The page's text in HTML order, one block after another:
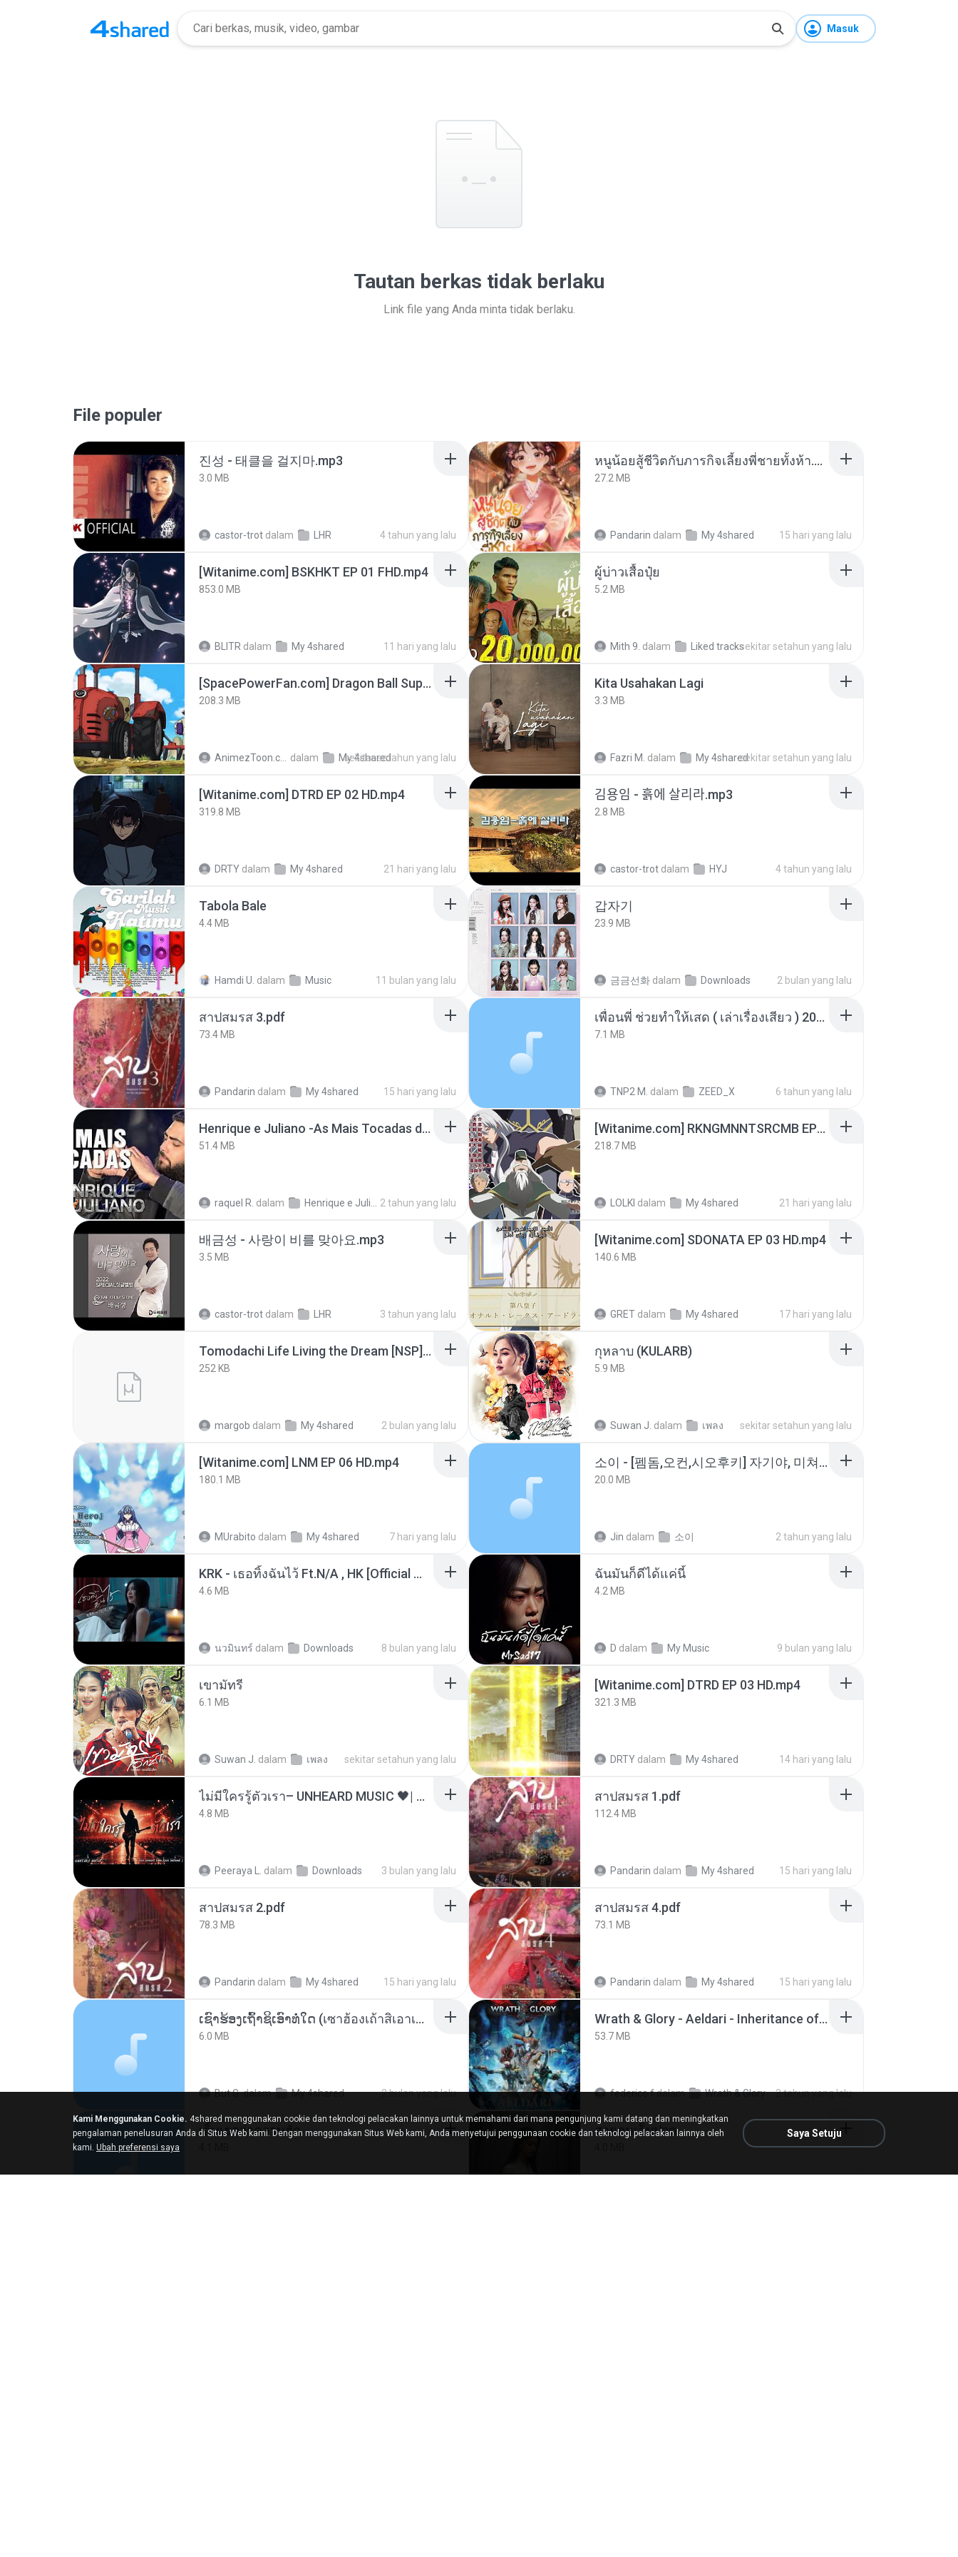
Masuk
Tautan berkas tidak berlaku
Link file yang Anda minta tidak berlaku.
File populer
진성 - 태클을 걸지마.mp3
3.0 MB
castor-trot dalam LHR 4 tahun yang lalu
หนูน้อยสู้ชีวิตกับภารกิจเลี้ยงพี่ชายทั้งห้า.pdf
27.2 MB
Pandarin dalam My 4shared 15 hari yang lalu
[Witanime.com] BSKHKT EP 01 FHD.mp4
853.0 MB
BLITR dalam My 4shared 11 hari yang lalu
ผู้บ่าวเสื้อปุ๋ย
5.2 MB
Mith 9. dalam Liked trackssekitar setahun yang lalu
[SpacePowerFan.com] Dragon Ball Super EP1 480p.mp4
208.3 MB
dalam My 4shared
sekitar setahun yang lalu
Kita Usahakan Lagi
3.3 MB
Fazri M. dalam My 4sharedsekitar setahun yang lalu
[Witanime.com] DTRD EP 02 HD.mp4
319.8 MB
DRTY dalam My 4shared 21 hari yang lalu
김용임 - 흙에 살리라.mp3
2.8 MB
castor-trot dalam HYJ 4 tahun yang lalu
Tabola Bale
4.4 MB
Hamdi U. dalam Music 11 bulan yang lalu
갑자기
23.9 MB
금금선화 dalam Downloads 2 bulan yang lalu
สาปสมรส 3.pdf
73.4 MB
Pandarin dalam My 4shared 15 hari yang lalu
เพื่อนพี่ ช่วยทำให้เสด ( เล่าเรื่องเสียว ) 201.mp3
7.1 MB
TNP2 M. dalam ZEED_X 6 tahun yang lalu
Henrique e Juliano -As Mais Tocadas do Henrique e Juliano 2021 -Top Sertanejo 2021,Cd Completo 2021
51.4 MB
raquel R. dalam 2 tahun yang lalu
[Witanime.com] RKNGMNNTSRCMB EP 04 HD.mp4
218.7 MB
LOLKI dalam My 4shared 21 hari yang lalu
배금성 - 사랑이 비를 맞아요.mp3
3.5 MB
castor-trot dalam LHR 3 tahun yang lalu
[Witanime.com] SDONATA EP 03 HD.mp4
140.6 MB
GRET dalam My 4shared 17 hari yang lalu
Tomodachi Life Living the Dream [NSP].torrent
252 KB
margob dalam My 4shared 2 bulan yang lalu
กุหลาบ (KULARB)
5.9 MB
Suwan J. dalam เพลง sekitar setahun yang lalu
[Witanime.com] LNM EP 06 HD.mp4
180.1 MB
MUrabito dalam My 4shared 7 hari yang lalu
소이 - [펨돔,오컨,시오후키] 자기야, 미쳐볼래 #남성향 #ASMR #펨돔 #여공남수 #19금.mp3
20.0 MB
Jin dalam 소이 2 tahun yang lalu
KRK - เธอทิ้งฉันไว้ Ft.N/A , HK [Official MV]
4.6 MB
นวมินทร์ dalam Downloads 8 bulan yang lalu
ฉันมันก็ดีได้แค่นี้
4.2 MB
D dalam My Music 9 bulan yang lalu
เขามัทรี
6.1 MB
Suwan J. dalam เพลง sekitar setahun yang lalu
[Witanime.com] DTRD EP 03 HD.mp4
321.3 MB
DRTY dalam My 4shared 14 hari yang lalu
ไม่มีใครรู้ตัวเรา– UNHEARD MUSIC 🖤| Official Lyric Video | เพลงสู้ชีวิต
4.8 MB
Peeraya L. dalam Downloads 3 bulan yang lalu
สาปสมรส 1.pdf
112.4 MB
Pandarin dalam My 4shared 15 hari yang lalu
สาปสมรส 2.pdf
78.3 MB
Pandarin dalam My 4shared 15 hari yang lalu
สาปสมรส 4.pdf
73.1 MB
Pandarin dalam My 4shared 15 hari yang lalu
ເຊົາຮ້ອງເຖົ້າຊິເອົາທໍ່ໃດ (เซาฮ้องเถ้าสิเอาเท่าใด) ບຸນເກີດ ຫນູຫ່ວງ ft. ໂສພາ ຈຸນທະລາ
6.0 MB
But G.dalam My 4shared 2 bulan yang lalu
Wrath & Glory - Aeldari - Inheritance of Embers.pdf
53.7 MB
federico fdalam Wrath & Glory 2 tahun yang lalu
เอิ้นเธอว่าความฮัก สายลมเจ็บปวด
Kami Menggunakan Cookie. 4shared menggunakan cookie dan teknologi pelacakan lainnya untuk memahami dari mana pengunjung kami datang dan meningkatkan
pengalaman penelusuran Anda di Situs Web kami. Dengan menggunakan Situs Web kami, Anda menyetujui penggunaan cookie dan teknologi pelacakan lainnya oleh
kami. Ubah preferensi saya
Saya Setuju